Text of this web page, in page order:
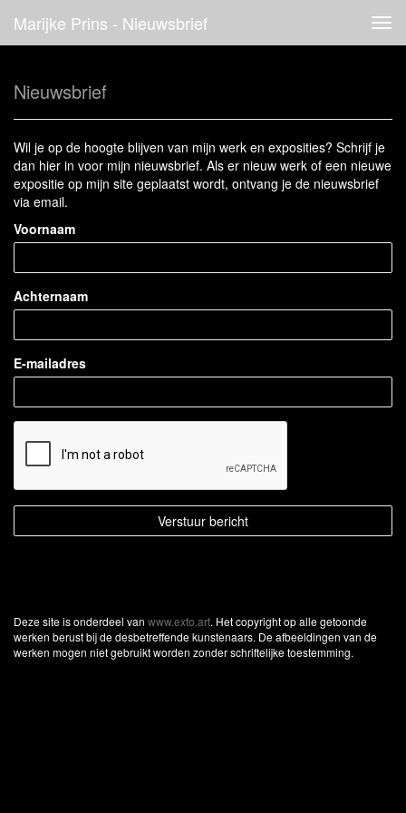
Marijke Prins - Nieuwsbrief
Nieuwsbrief
Wil je op de hoogte blijven van mijn werk en exposities? Schrijf je
dan hier in voor mijn nieuwsbrief. Als er nieuw werk of een nieuwe
expositie op mijn site geplaatst wordt, ontvang je de nieuwsbrief
via email.
Voornaam
Achternaam
E-mailadres
Deze site is onderdeel van www.exto.art. Het copyright op alle getoonde
werken berust bij de desbetreffende kunstenaars. De afbeeldingen van de
werken mogen niet gebruikt worden zonder schriftelijke toestemming.